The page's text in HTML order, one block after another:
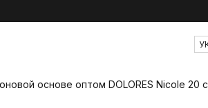
основе оптом DOLORES Nicole 20